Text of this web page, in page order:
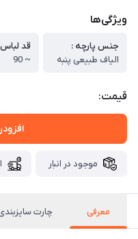
ویژگی‌ها
جنس پارچه :
الیاف طبیعی پنبه
قد
~ 90
قیمت:
موجود در انبار
معرفی چارت